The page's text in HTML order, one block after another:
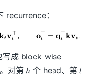
}
recurrence：
{kv}_0=0,\qquad
ktvt
⊤ , ot
⊤ = qt
⊤kvt .
写成 block-wise
对第 h
h 个 head、第 l
l